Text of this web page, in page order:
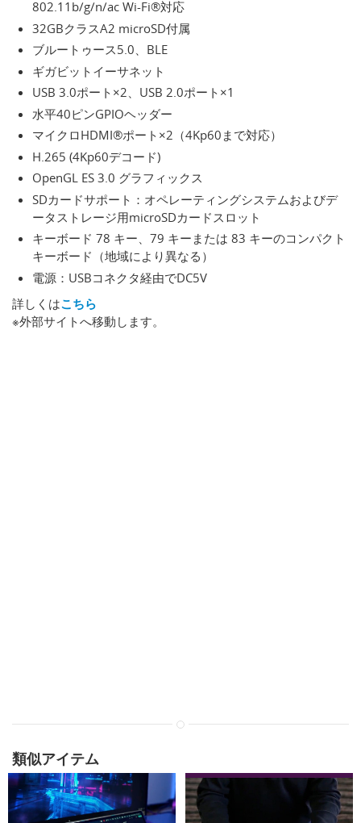
802.11b/g/n/ac Wi-Fi®対応
32GBクラスA2 microSD付属
ブルートゥース5.0、BLE
ギガビットイーサネット
USB 3.0ポート×2、USB 2.0ポート×1
水平40ピンGPIOヘッダー
マイクロHDMI®ポート×2（4Kp60まで対応）
H.265 (4Kp60デコード)
OpenGL ES 3.0 グラフィックス
SDカードサポート：オペレーティングシステムおよびデ
ータストレージ用microSDカードスロット
キーボード 78 キー、79 キーまたは 83 キーのコンパクト
キーボード（地域により異なる）
電源：USBコネクタ経由でDC5V
詳しくはこちら
※外部サイトへ移動します。
類似アイテム